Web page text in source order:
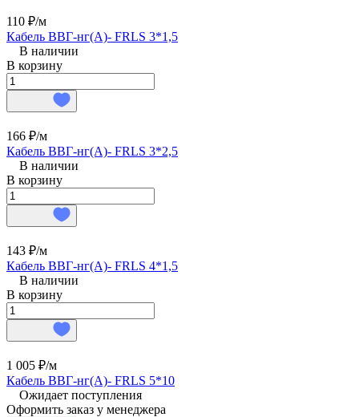
110 ₽/м
Кабель ВВГ-нг(А)- FRLS 3*1,5
В наличии
В корзину
166 ₽/м
Кабель ВВГ-нг(А)- FRLS 3*2,5
В наличии
В корзину
143 ₽/м
Кабель ВВГ-нг(А)- FRLS 4*1,5
В наличии
В корзину
1 005 ₽/м
Кабель ВВГ-нг(А)- FRLS 5*10
Ожидает поступления
Оформить заказ у менеджера